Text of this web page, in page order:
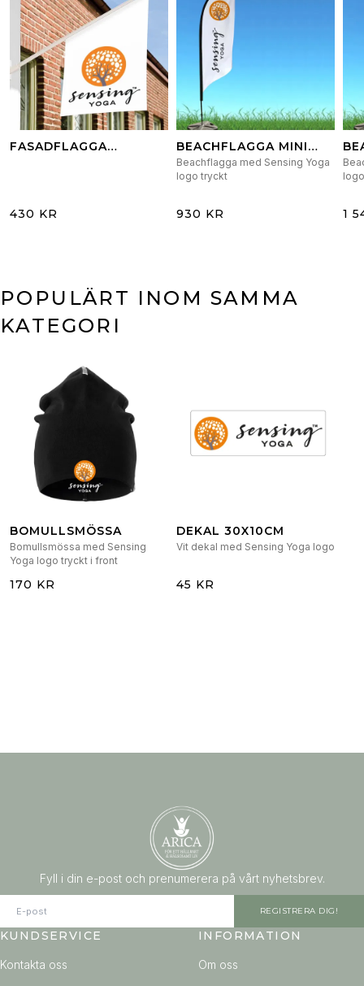
FASADFLAGGA
430 KR
BEACHFLAGGA MINI
ENDAST FLAGGA
Beachflagga med Sensing Yoga
logo tryckt
930 KR 1
POPULÄRT INOM SAMMA
KATEGORI
BOMULLSMÖSSA
Bomullsmössa med Sensing
Yoga logo tryckt i front
170 KR
DEKAL 30X10CM
Vit dekal med Sensing Yoga logo
45 KR
Fyll i din e-post och prenumerera på vårt nyhetsbrev.
REGISTRERA DIG!
KUNDSERVICE
Kontakta oss
INFORMATION
Om oss